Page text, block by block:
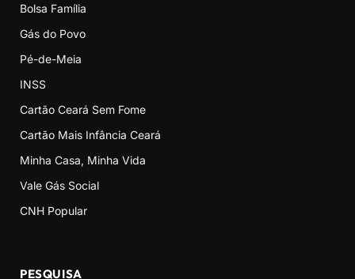
Bolsa Família
Gás do Povo
Pé-de-Meia
INSS
Cartão Ceará Sem Fome
Cartão Mais Infância Ceará
Minha Casa, Minha Vida
Vale Gás Social
CNH Popular
PESQUISA